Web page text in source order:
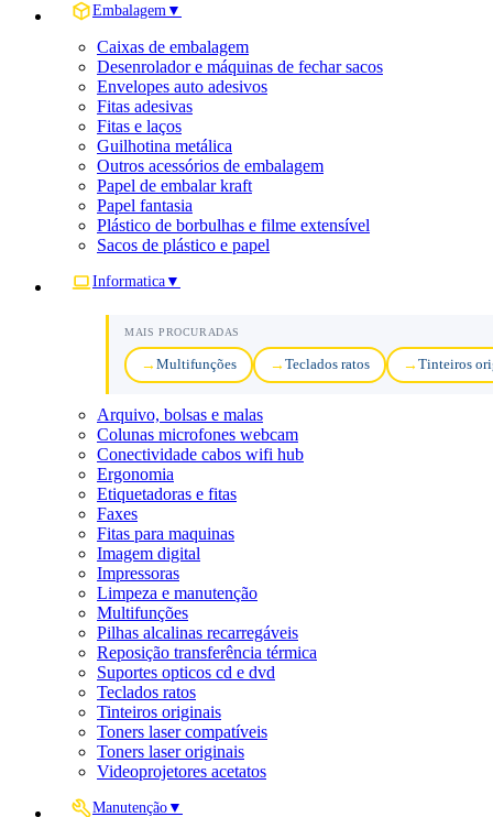
Embalagem ▼
Caixas de embalagem
Desenrolador e máquinas de fechar sacos
Envelopes auto adesivos
Fitas adesivas
Fitas e laços
Guilhotina metálica
Outros acessórios de embalagem
Papel de embalar kraft
Papel fantasia
Plástico de borbulhas e filme extensível
Sacos de plástico e papel
Informatica ▼
MAIS PROCURADAS
Multifunções Teclados ratos Tinteiros
Arquivo, bolsas e malas
Colunas microfones webcam
Conectividade cabos wifi hub
Ergonomia
Etiquetadoras e fitas
Faxes
Fitas para maquinas
Imagem digital
Impressoras
Limpeza e manutenção
Multifunções
Pilhas alcalinas recarregáveis
Reposição transferência térmica
Suportes opticos cd e dvd
Teclados ratos
Tinteiros originais
Toners laser compatíveis
Toners laser originais
Videoprojetores acetatos
Manutenção ▼